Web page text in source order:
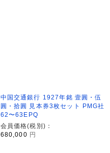
中国交通銀行 1927年銘 壹圓・伍
圓・拾圓 見本券3枚セット PMG社
62〜63EPQ
会員価格(税別)：
680,000 円